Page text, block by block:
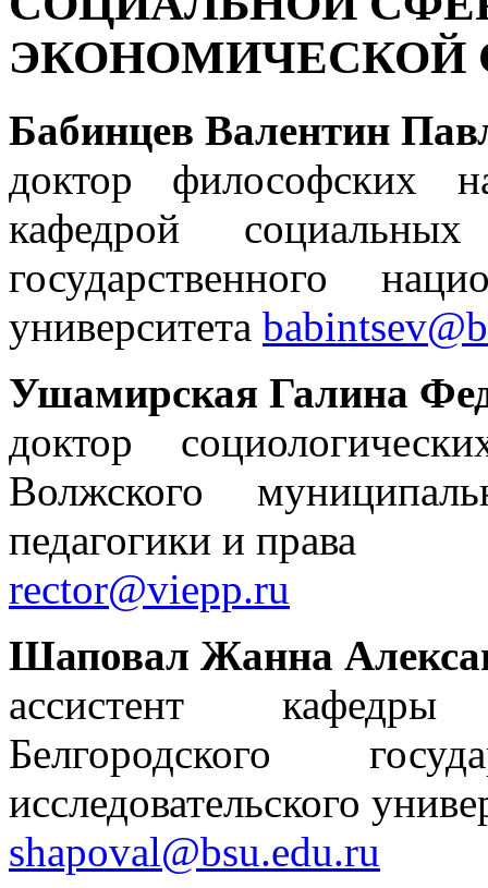
ЭКОНОМИЧЕСКОЙ
Бабинцев Валентин
доктор философских
кафедрой социальных
государственного
университета
Ушамирская Галина
доктор
Волжского
педагогики и права
rector@viepp.ru
Шаповал Жанна
ассистент
Белгородского
исследовательского
shapoval@bsu.edu.ru